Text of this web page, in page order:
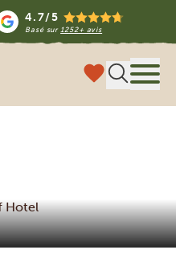
4.7/5
Basé sur1252+ avis
Hotel